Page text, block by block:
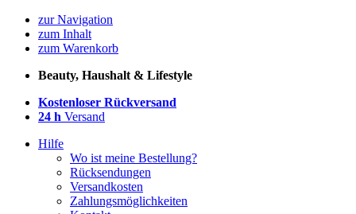
zur Navigation
zum Inhalt
zum Warenkorb
Beauty, Haushalt & Lifestyle
Kostenloser Rückversand
24 h Versand
Hilfe
Wo ist meine Bestellung?
Rücksendungen
Versandkosten
Zahlungsmöglichkeiten